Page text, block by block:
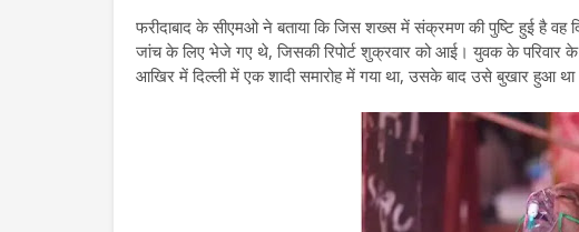
फरीदाबाद के सीएमओ ने बताया कि जिस शख्स में संक्रमण की पुष्टि हुई है
जांच के लिए भेजे गए थे, जिसकी रिपोर्ट शुक्रवार को आई। युवक के परिवार
आखिर में दिल्ली में एक शादी समारोह में गया था, उसके बाद उसे बुखार हुआ